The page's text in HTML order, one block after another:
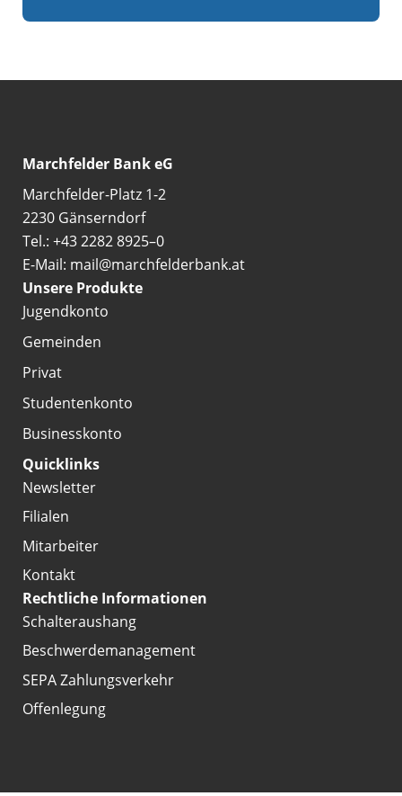
Marchfelder Bank eG
Marchfelder-Platz 1-2
2230 Gänserndorf
Tel.: +43 2282 8925–0
E-Mail: mail@marchfelderbank.at
Unsere Produkte
Jugendkonto
Gemeinden
Privat
Studentenkonto
Businesskonto
Quicklinks
Newsletter
Filialen
Mitarbeiter
Kontakt
Rechtliche Informationen
Schalteraushang
Beschwerdemanagement
SEPA Zahlungsverkehr
Offenlegung